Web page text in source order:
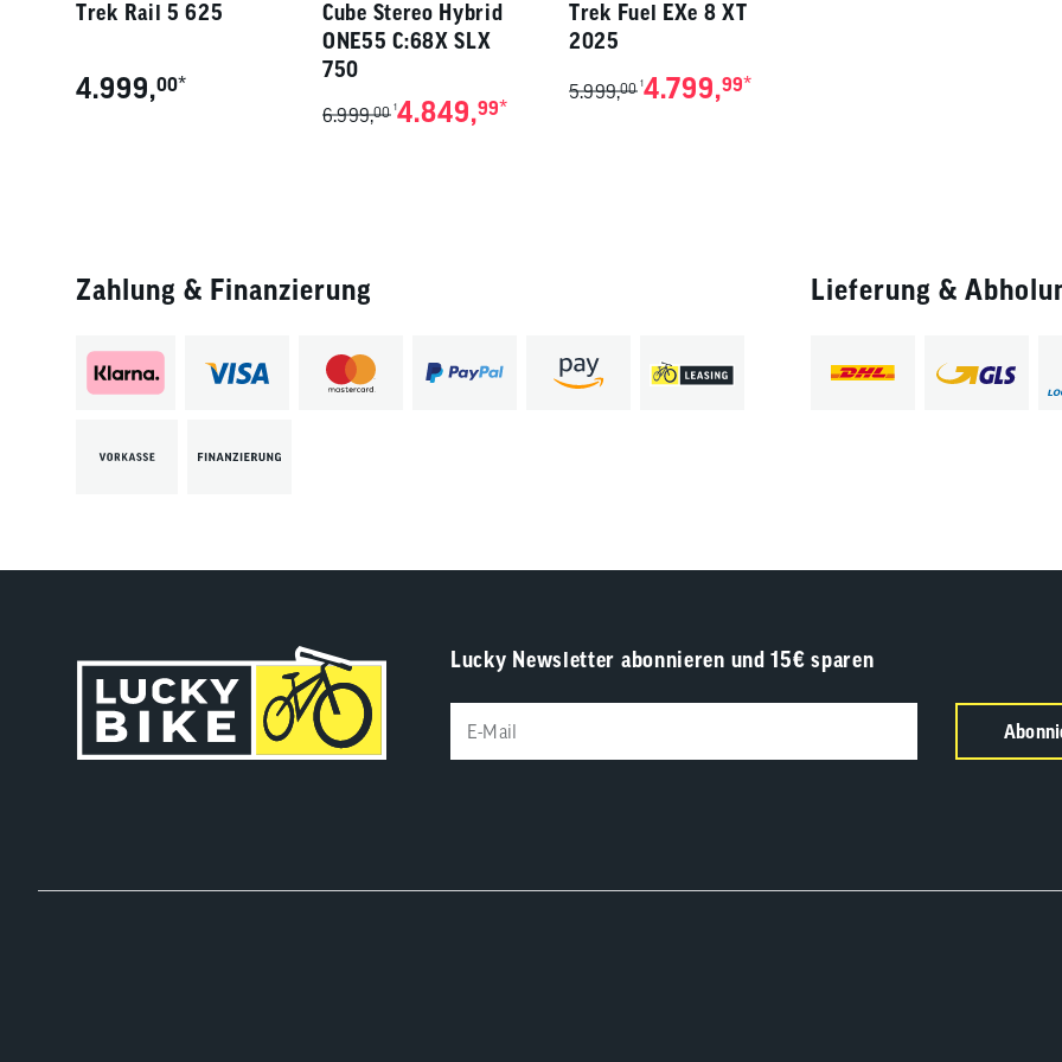
Trek Rail 5 625
4.999,00*
Cube Stereo Hybrid
ONE55 C:68X SLX
750
6.999,00 14.849,99*
Trek Fuel EXe 8 XT
2025
5.999,00 14.799,99*
Zahlung & Finanzierung Lieferung &
Lucky Newsletter abonnieren und 15€ sparen